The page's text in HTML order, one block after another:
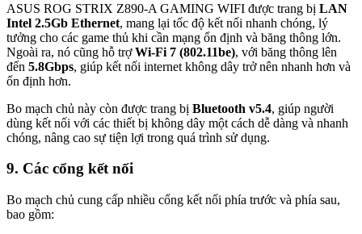
ASUS ROG STRIX Z890-A GAMING WIFI được trang bị LAN
Intel 2.5Gb Ethernet, mang lại tốc độ kết nối nhanh chóng, lý
tưởng cho các game thủ khi cần mạng ổn định và băng thông lớn.
Ngoài ra, nó cũng hỗ trợWi-Fi 7 (802.11be), với băng thông lên
đến 5.8Gbps, giúp kết nối internet không dây trở nên nhanh hơn và
ổn định hơn.
Bo mạch chủ này còn được trang bị Bluetooth v5.4, giúp người
dùng kết nối với các thiết bị không dây một cách dễ dàng và nhanh
chóng, nâng cao sự tiện lợi trong quá trình sử dụng.
9. Các cổng kết nối
Bo mạch chủ cung cấp nhiều cổng kết nối phía trước và phía sau,
bao gồm: